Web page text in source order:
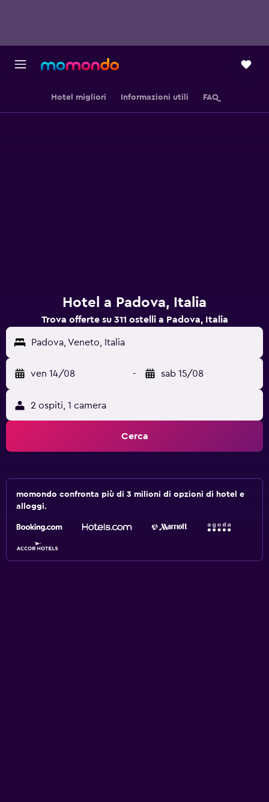
Hotel migliori Informazioni utili FAQ
Hotel a Padova, Italia
Trova offerte su 311 ostelli a Padova, Italia
Padova, Veneto, Italia
ven 14/08 - sab 15/08
2 ospiti, 1 camera
Cerca
momondo confronta più di 3 milioni di opzioni di hotel e
alloggi.